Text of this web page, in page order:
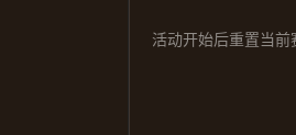
活动开始后重置当前